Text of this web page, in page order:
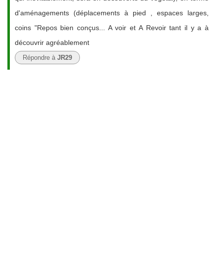
d'aménagements (déplacements à pied , espaces larges,
coins "Repos bien conçus... A voir et A Revoir tant il y a à
découvrir agréablement
Répondre à JR29